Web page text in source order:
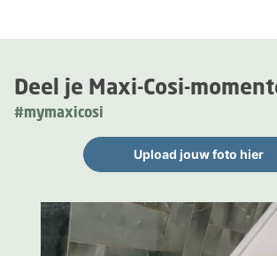
Deel je Maxi-Cosi-
#mymaxicosi
Upload jouw foto hier
Media Gallerij
Carrousel met productfoto's. Gebruik de